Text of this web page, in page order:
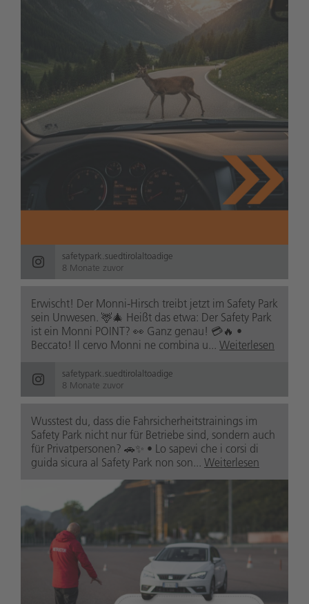
safetypark.suedtirolaltoadige
8 Monate zuvor
Erwischt! Der Monni-Hirsch treibt jetzt im Safety Park
sein Unwesen. 🦌🎄 Heißt das etwa: Der Safety Park
ist ein Monni POINT? 👀 Ganz genau! 💳🔥 •
Beccato! Il cervo Monni ne combina u... Weiterlesen
safetypark.suedtirolaltoadige
8 Monate zuvor
Wusstest du, dass die Fahrsicherheitstrainings im
Safety Park nicht nur für Betriebe sind, sondern auch
für Privatpersonen? 🚗✨ • Lo sapevi che i corsi di
guida sicura al Safety Park non son... Weiterlesen